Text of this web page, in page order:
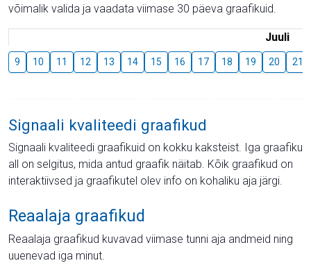
võimalik valida ja vaadata viimase 30 päeva graafikuid.
Juuli
9 10 11 12 13 14 15 16 17 18 19 20 21
Signaali kvaliteedi graafikud
Signaali kvaliteedi graafikuid on kokku kaksteist. Iga graafiku
all on selgitus, mida antud graafik näitab. Kõik graafikud on
interaktiivsed ja graafikutel olev info on kohaliku aja järgi.
Reaalaja graafikud
Reaalaja graafikud kuvavad viimase tunni aja andmeid ning
uuenevad iga minut.